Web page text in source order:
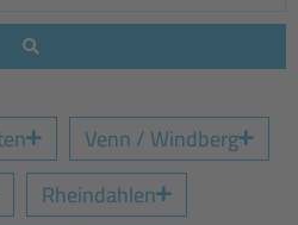
Venn / Windberg
Rheindahlen